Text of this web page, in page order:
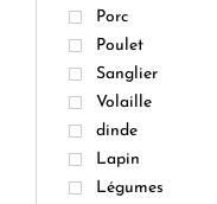
Porc
Poulet
Sanglier
Volaille
dinde
Lapin
Légumes